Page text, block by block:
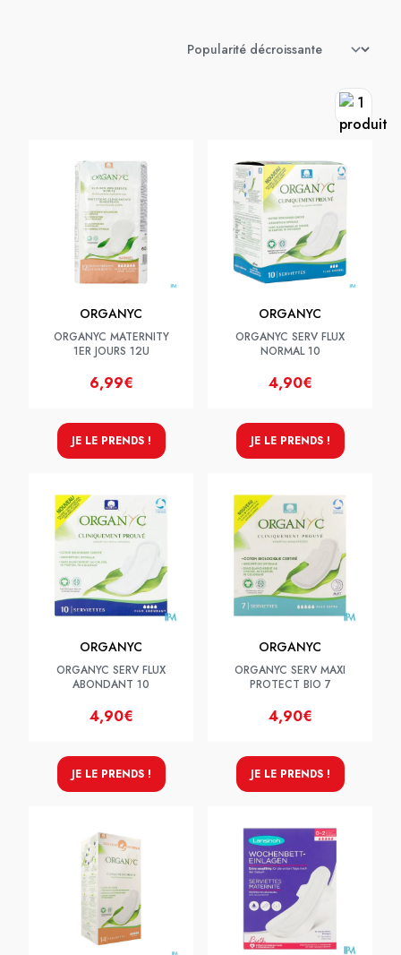
ORGANYC
ORGANYC MATERNITY
1ER JOURS 12U
6,99€
JE LE PRENDS !
ORGANYC
ORGANYC SERV FLUX
NORMAL 10
4,90€
JE LE PRENDS !
ORGANYC
ORGANYC SERV FLUX
ABONDANT 10
4,90€
JE LE PRENDS !
ORGANYC
ORGANYC SERV MAXI
PROTECT BIO 7
4,90€
JE LE PRENDS !